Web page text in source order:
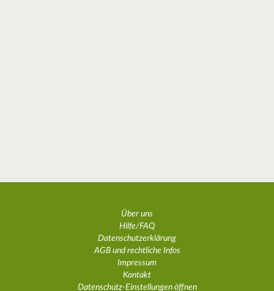
Über uns
Hilfe/FAQ
Datenschutzerklärung
AGB und rechtliche Infos
Impressum
Kontakt
Datenschutz-Einstellungen öffnen